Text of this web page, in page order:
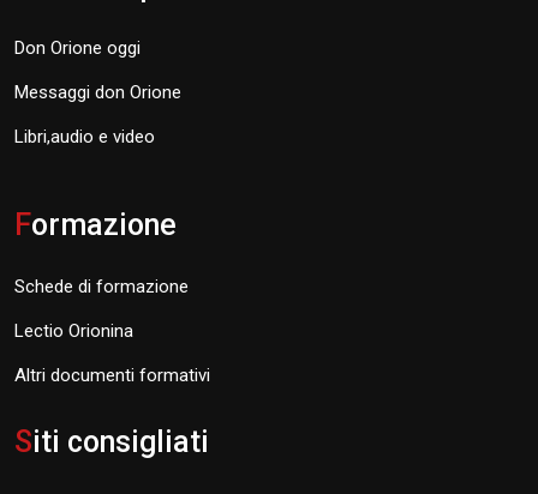
Don Orione oggi
Messaggi don Orione
Libri,audio e video
Formazione
Schede di formazione
Lectio Orionina
Altri documenti formativi
Siti consigliati